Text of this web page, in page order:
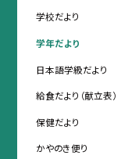
学校だより
学年だより
日本語学級だより
給食だより（献立表）
保健だより
かやのき便り